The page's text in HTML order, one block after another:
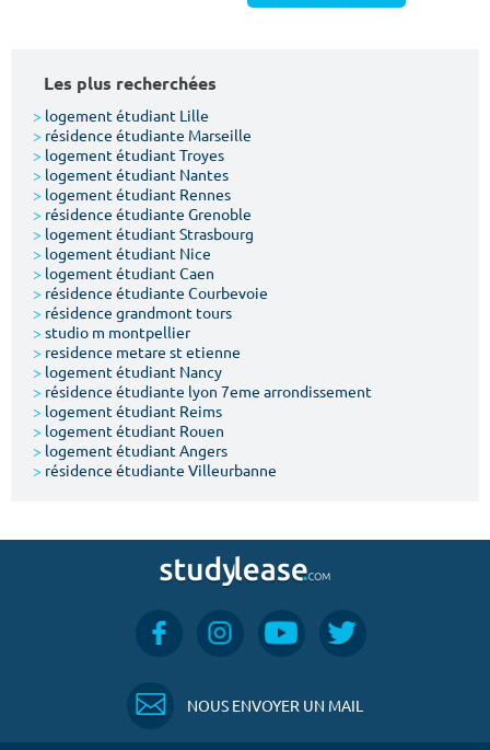
Les plus recherchées
> logement étudiant Lille
> résidence étudiante Marseille
> logement étudiant Troyes
> logement étudiant Nantes
> logement étudiant Rennes
> résidence étudiante Grenoble
> logement étudiant Strasbourg
> logement étudiant Nice
> logement étudiant Caen
> résidence étudiante Courbevoie
> résidence grandmont tours
> studio m montpellier
> residence metare st etienne
> logement étudiant Nancy
> résidence étudiante lyon 7eme arrondissement
> logement étudiant Reims
> logement étudiant Rouen
> logement étudiant Angers
> résidence étudiante Villeurbanne
NOUS ENVOYER UN MAIL